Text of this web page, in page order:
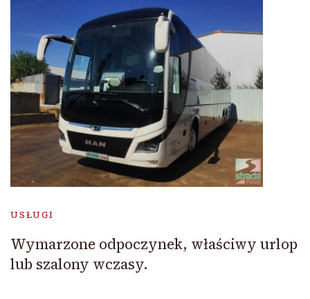
USŁUGI
Wymarzone odpoczynek, właściwy urlop
lub szalony wczasy.